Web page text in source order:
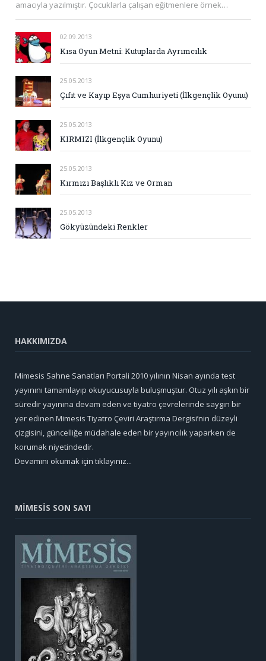
amacıyla yazılmıştır. Çocuklarla çalışan eğitmenlere örnek…
02.09.2013
Kısa Oyun Metni: Kutuplarda Ayrımcılık
25.05.2013
Çıfıt ve Kayıp Eşya Cumhuriyeti (İlkgençlik Oyunu)
25.05.2013
KIRMIZI (İlkgençlik Oyunu)
25.05.2013
Kırmızı Başlıklı Kız ve Orman
25.05.2013
Gökyüzündeki Renkler
HAKKIMIZDA
Mimesis Sahne Sanatları Portali 2010 yılının Nisan ayında test
yayınını tamamlayıp okuyucusuyla buluşmuştur. Otuz yılı aşkın bir
süredir yayınına devam eden ve tiyatro çevrelerinde saygın bir
yer edinen Mimesis Tiyatro Çeviri Araştırma Dergisi’nin düzeyli
çizgisini, güncelliğe müdahale eden bir yayıncılık yaparken de
korumak niyetindedir.
Devamını okumak için tıklayınız...
MİMESİS SON SAYI